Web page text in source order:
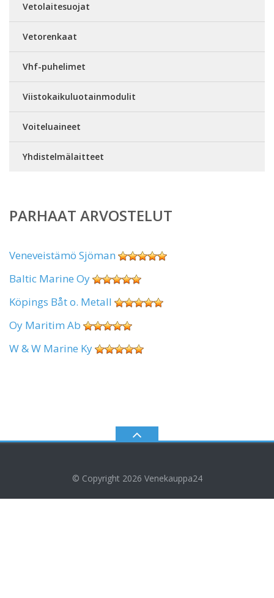
Vetolaitesuojat
Vetorenkaat
Vhf-puhelimet
Viistokaikuluotainmodulit
Voiteluaineet
Yhdistelmälaitteet
PARHAAT ARVOSTELUT
Veneveistämö Sjöman
Baltic Marine Oy
Köpings Båt o. Metall
Oy Maritim Ab
W & W Marine Ky
© Copyright 2026 Venekauppa24